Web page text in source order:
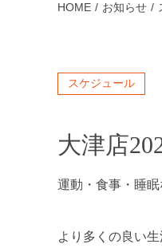
HOME お知らせ
スケジュール
大津店
運動・食事・睡
より多くの良い